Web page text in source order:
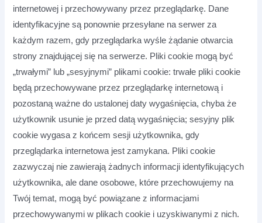
internetowej i przechowywany przez przeglądarkę. Dane
identyfikacyjne są ponownie przesyłane na serwer za
każdym razem, gdy przeglądarka wyśle żądanie otwarcia
strony znajdującej się na serwerze. Pliki cookie mogą być
„trwałymi” lub „sesyjnymi” plikami cookie: trwałe pliki cookie
będą przechowywane przez przeglądarkę internetową i
pozostaną ważne do ustalonej daty wygaśnięcia, chyba że
użytkownik usunie je przed datą wygaśnięcia; sesyjny plik
cookie wygasa z końcem sesji użytkownika, gdy
przeglądarka internetowa jest zamykana. Pliki cookie
zazwyczaj nie zawierają żadnych informacji identyfikujących
użytkownika, ale dane osobowe, które przechowujemy na
Twój temat, mogą być powiązane z informacjami
przechowywanymi w plikach cookie i uzyskiwanymi z nich.